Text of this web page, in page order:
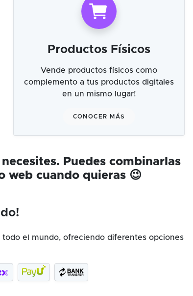
Productos Físicos
Vende productos físicos como
complemento a tus productos digitales
en un mismo lugar!
CONOCER MÁS
Puedes combinarlas
web cuando quieras 😉
el mundo, ofreciendo diferentes opciones